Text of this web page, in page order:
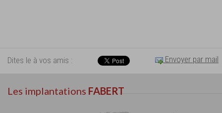
Dites le à vos amis : Envoyer par mail
Les implantations FABERT